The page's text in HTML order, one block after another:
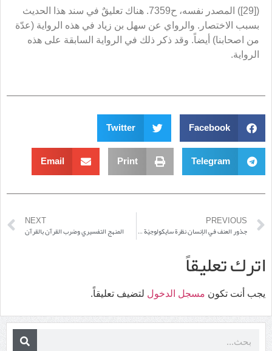
([29]) المصدر نفسه، ح7359. هناك تعليقٌ في سند هذا الحديث
بسبب الاختصار. والرواي عن سهل بن زياد في هذه الرواية (عدّة
من اصحابنا) أيضاً. وقد ذكر ذلك في الرواية السابقة على هذه
الرواية.
Facebook
Twitter
Telegram
Print
Email
PREVIOUS
جذور العنف في الإنسان نظرة سايكولوجيّة لتداعيات الحبّ والكراهية
NEXT
المنهج التفسيري وضرب القرآن بالقرآن
اترك تعليقاً
يجب أنت تكون مسجل الدخول لتضيف تعليقاً.